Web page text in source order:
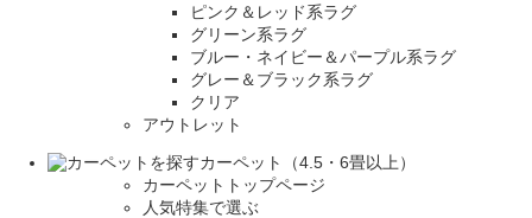
ピンク＆レッド系ラグ
グリーン系ラグ
ブルー・ネイビー＆パープル系ラグ
グレー＆ブラック系ラグ
クリア
アウトレット
カーペット（4.5・6畳以上）
カーペットトップページ
人気特集で選ぶ